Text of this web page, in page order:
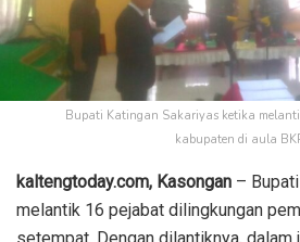
Bupati Katingan Sakariyas ketika
kabupaten di aula
kaltengtoday.com, Kasongan – Bupati
melantik 16 pejabat dilingkungan